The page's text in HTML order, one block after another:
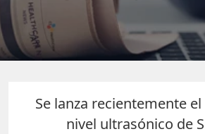
Se lanza recientemente
nivel ultrasónico de